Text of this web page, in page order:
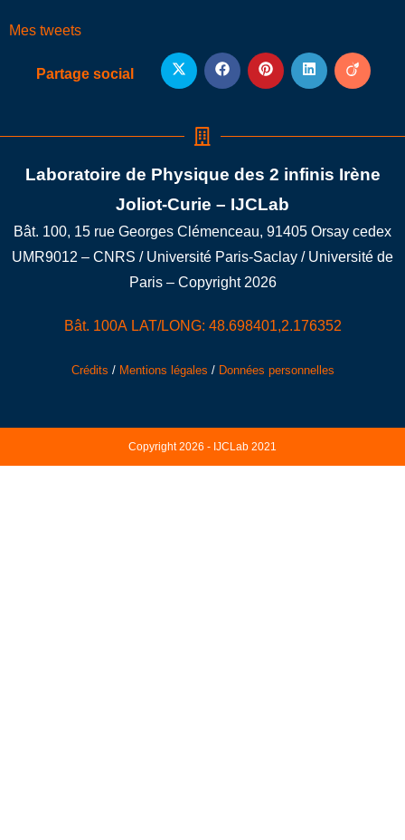
Mes tweets
Partage social
Laboratoire de Physique des 2 infinis Irène
Joliot-Curie – IJCLab
Bât. 100, 15 rue Georges Clémenceau, 91405 Orsay cedex
UMR9012 – CNRS / Université Paris-Saclay / Université de
Paris – Copyright 2026
Bât. 100A LAT/LONG: 48.698401,2.176352
Crédits / Mentions légales / Données personnelles
Copyright 2026 - IJCLab 2021